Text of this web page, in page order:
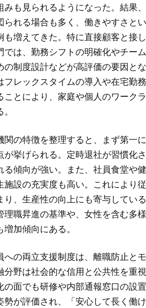
みも見られるようになった。結果
られる場合も多く、働きやすさと
も増えてきた。特に直接顧客と接
は、勤務シフトの明確化やチー
制度設計などが高評価の要因とな
フレックスタイムの導入や在宅勤
とにより、家庭や個人のワーク
関の特徴を整理すると、まず第一
挙げられる。定時退社が習慣化さ
傾向が強い。また、社員食堂や
設の充実度も高い。これにより
、生産性の向上にも寄与してい
職昇進の基準や、女性を含む多
加傾向にある。
の両立支援制度は、離職防止と
野は社会的な信用と公共性を重視
面でも研修や内部通報窓口の設
が評価され、「安心して長く働